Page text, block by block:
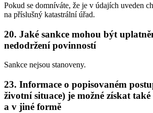
Pokud se domníváte, že je v údajích uveden
na příslušný katastrální úřad.
20. Jaké sankce mohou být
nedodržení povinností
Sankce nejsou stanoveny.
23. Informace o popisovaném
životní situace) je možné získat
a v jiné formě